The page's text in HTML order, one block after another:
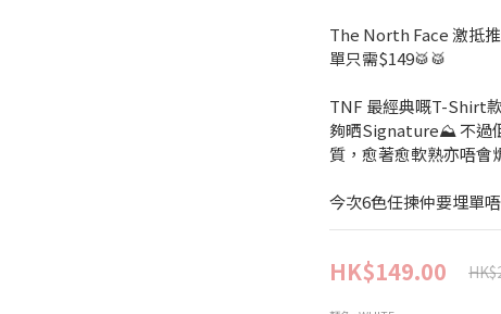
The North Face 激抵
單只需$149🥁🥁
TNF 最經典嘅T-Shirt
夠晒Signature⛰️ 不過
質，愈著愈軟熟亦唔會
今次6色任揀仲要埋單
HK$149.00